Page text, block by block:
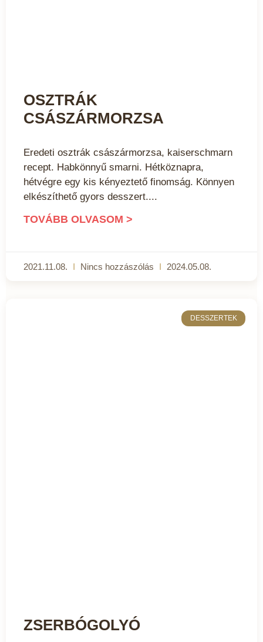
OSZTRÁK
CSÁSZÁRMORZSA
Eredeti osztrák császármorzsa, kaiserschmarn
recept. Habkönnyű smarni. Hétköznapra,
hétvégre egy kis kényeztető finomság. Könnyen
elkészíthető gyors desszert.
TOVÁBB OLVASOM >
2021.11.08. Nincs hozzászólás 2024.05.08.
DESSZERTEK
ZSERBÓGOLYÓ